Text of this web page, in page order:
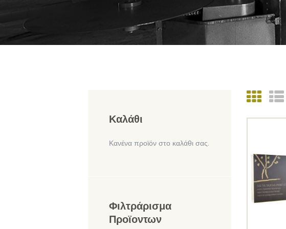
Καλάθι
Κανένα προϊόν στο καλάθι σας.
Φιλτράρισμα
Προϊοντων